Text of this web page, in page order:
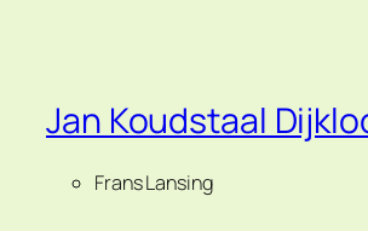
Jan Koudstaal
Frans Lansing